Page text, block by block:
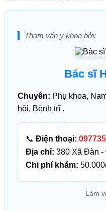
Tham vấn y khoa bởi:
Bác sĩ
Chuyên: Phụ khoa,
hội, Bệnh trĩ .
📞 Điện thoại:
Địa chỉ: 380 Xã Đàn
Chi phí khám:
Làm